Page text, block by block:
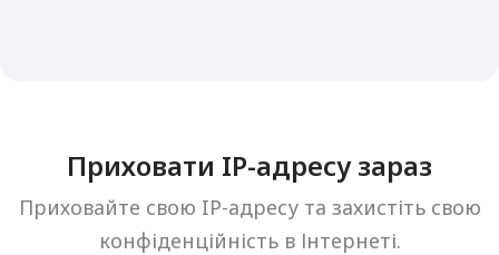
Приховати IP-адресу зараз
Приховайте свою IP-адресу та захистіть свою
конфіденційність в Інтернеті.